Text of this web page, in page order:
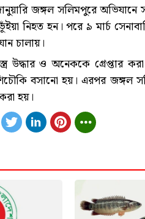
জঙ্গল সলিমপুরে অভিযানে
নিহত হন। পরে ৯ মার্চ
চালায়।
উদ্ধার ও অনেককে গ্রেপ্তার
বসানো হয়। এরপর
হয়।